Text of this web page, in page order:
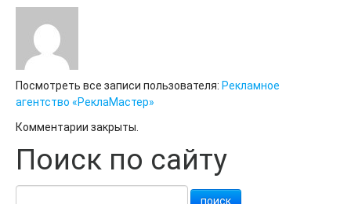
Посмотреть все записи пользователя: Рекламное
агентство «РеклаМастер»
Комментарии закрыты.
Поиск по сайту